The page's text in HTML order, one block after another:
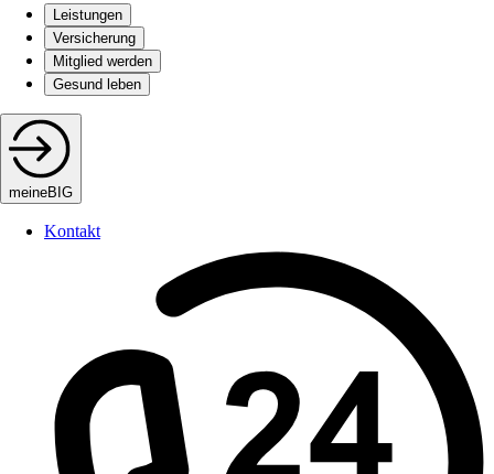
Leistungen
Versicherung
Mitglied werden
Gesund leben
meineBIG
Kontakt